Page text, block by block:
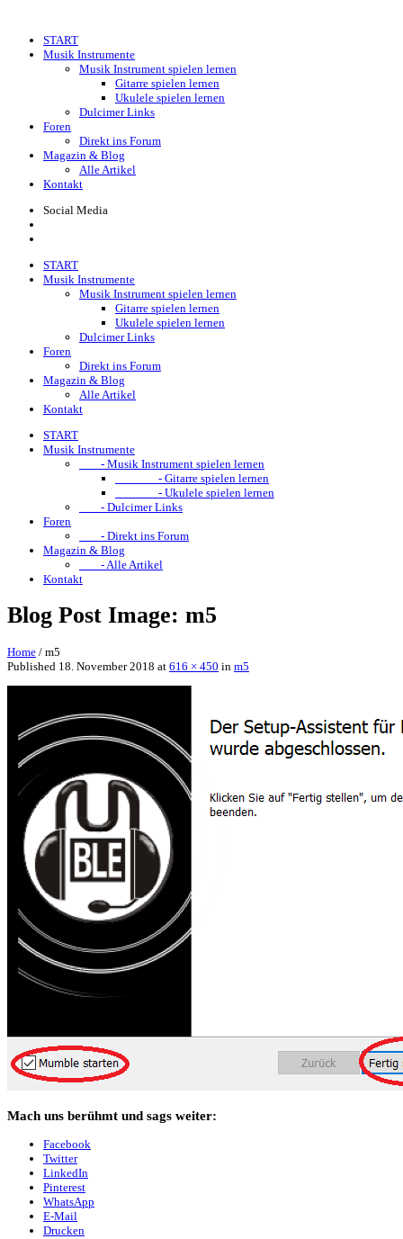
content START
Musik Instrumente
Musik Instrument spielen lernen
Gitarre spielen lernen
Ukulele spielen lernen
Dulcimer Links
Foren
Direkt ins Forum
Magazin & Blog
Alle Artikel
Kontakt
Social Media
START
Musik Instrumente
Musik Instrument spielen lernen
Gitarre spielen lernen
Ukulele spielen lernen
Dulcimer Links
Foren
Direkt ins Forum
Magazin & Blog
Alle Artikel
Kontakt
START
Musik Instrumente
- Musik Instrument spielen lernen
- Gitarre spielen lernen
- Ukulele spielen lernen
- Dulcimer Links
Foren
- Direkt ins Forum
Magazin & Blog
- Alle Artikel
Kontakt
Blog Post Image: m5
Home / m5
Published 18. November 2018 at 616 × 450 in m5
Mach uns berühmt und sags weiter:
Facebook
Twitter
LinkedIn
Pinterest
WhatsApp
E-Mail
Drucken